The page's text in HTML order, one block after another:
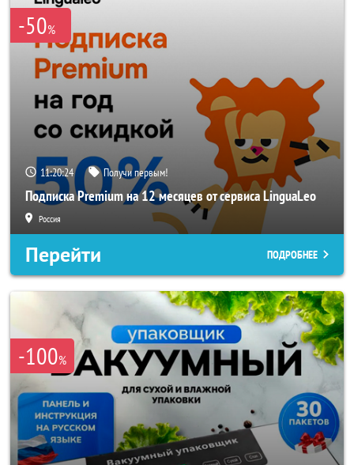
-50%
11:20:22 Получи первым!
Подписка Premium на 12 месяцев от сервиса LinguaLeo
Россия
Перейти ПОДРОБНЕЕ
-100%